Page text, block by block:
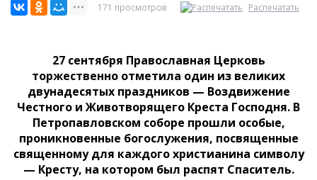
171 просмотров Распечатать
27 сентября Православная Церковь
торжественно отметила один из великих
двунадесятых праздников — Воздвижение
Честного и Животворящего Креста Господня. В
Петропавловском соборе прошли особые,
проникновенные богослужения, посвященные
священному для каждого христианина символу
— Кресту, на котором был распят Спаситель.